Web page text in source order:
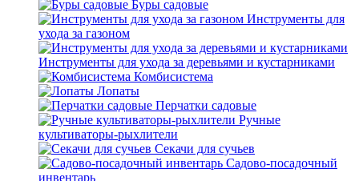
Буры садовые
Инструменты для
ухода за газоном
Инструменты для ухода за деревьями и кустарниками
Комбисистема
Лопаты
Перчатки садовые
Ручные
культиваторы-рыхлители
Секачи для сучьев
Садово-посадочный
инвентарь